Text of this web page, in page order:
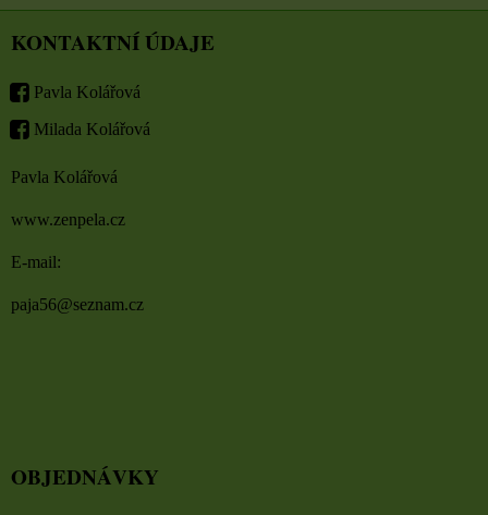
KONTAKTNÍ ÚDAJE
Pavla Kolářová
Milada Kolářová
Pavla Kolářová
www.zenpela.cz
E-mail:
paja56@seznam.cz
OBJEDNÁVKY